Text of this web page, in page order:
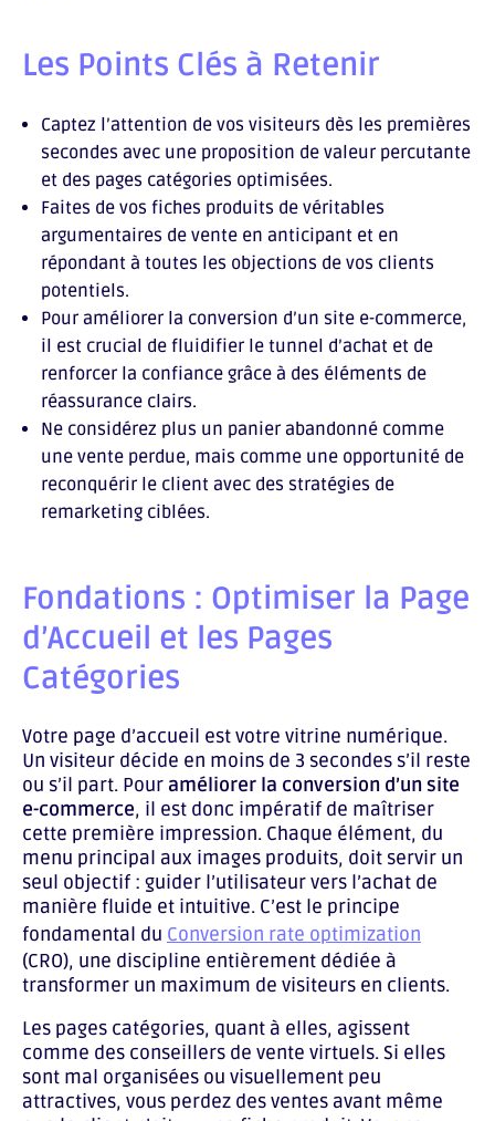
Les Points Clés à Retenir
Captez l’attention de vos visiteurs dès les premières
secondes avec une proposition de valeur percutante
et des pages catégories optimisées.
Faites de vos fiches produits de véritables
argumentaires de vente en anticipant et en
répondant à toutes les objections de vos clients
potentiels.
Pour améliorer la conversion d’un site e-commerce,
il est crucial de fluidifier le tunnel d’achat et de
renforcer la confiance grâce à des éléments de
réassurance clairs.
Ne considérez plus un panier abandonné comme
une vente perdue, mais comme une opportunité de
reconquérir le client avec des stratégies de
remarketing ciblées.
Fondations : Optimiser la Page
d’Accueil et les Pages
Catégories
Votre page d’accueil est votre vitrine numérique.
Un visiteur décide en moins de 3 secondes s’il reste
ou s’il part. Pour améliorer la conversion d’un site
e-commerce, il est donc impératif de maîtriser
cette première impression. Chaque élément, du
menu principal aux images produits, doit servir un
seul objectif : guider l’utilisateur vers l’achat de
manière fluide et intuitive. C’est le principe
fondamental du Conversion rate optimization
(CRO), une discipline entièrement dédiée à
transformer un maximum de visiteurs en clients.
Les pages catégories, quant à elles, agissent
comme des conseillers de vente virtuels. Si elles
sont mal organisées ou visuellement peu
attractives, vous perdez des ventes avant même